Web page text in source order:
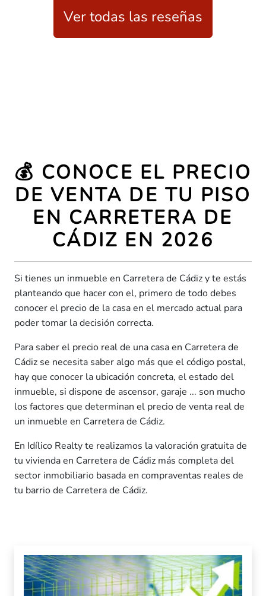
Ver todas las reseñas
💰 CONOCE EL PRECIO
DE VENTA DE TU PISO
EN CARRETERA DE
CÁDIZ EN 2026
Si tienes un inmueble en Carretera de Cádiz y te estás
planteando que hacer con el, primero de todo debes
conocer el precio de la casa en el mercado actual para
poder tomar la decisión correcta.
Para saber el precio real de una casa en Carretera de
Cádiz se necesita saber algo más que el código postal,
hay que conocer la ubicación concreta, el estado del
inmueble, si dispone de ascensor, garaje ... son mucho
los factores que determinan el precio de venta real de
un inmueble en Carretera de Cádiz.
En Idílico Realty te realizamos la valoración gratuita de
tu vivienda en Carretera de Cádiz más completa del
sector inmobiliario basada en compraventas reales de
tu barrio de Carretera de Cádiz.